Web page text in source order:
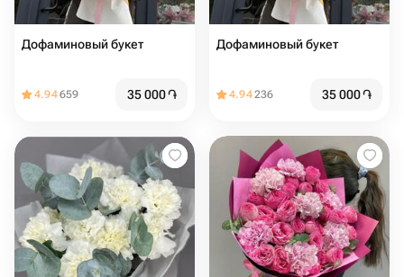
Дофаминовый букет
4.94659 35 000֏
Дофаминовый букет
4.94236 35 000֏